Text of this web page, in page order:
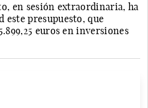
en sesión extraordinaria, ha
este presupuesto, que
euros en inversiones